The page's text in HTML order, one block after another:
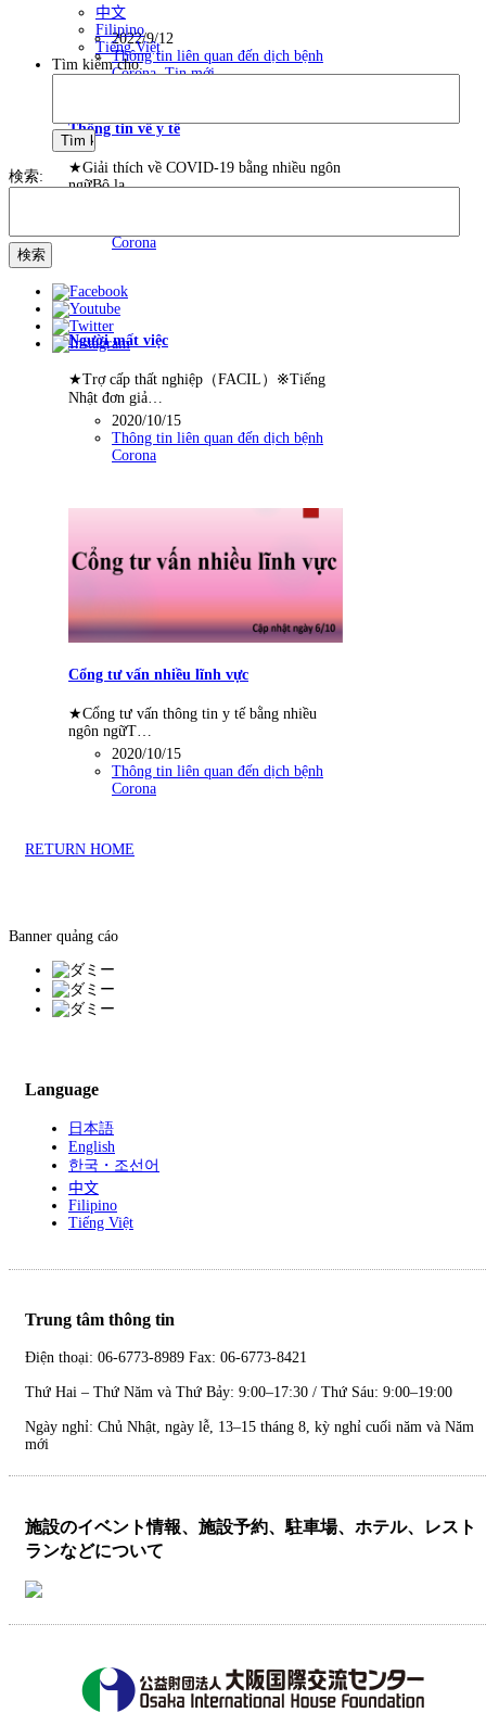
中文
Filipino
Tiếng Việt
Tìm kiếm cho:
検索:
2022/9/12
Thông tin liên quan đến dịch bệnh
Corona,Tin mới
Thông tin về y tế
★Giải thích về COVID-19 bằng nhiều ngôn
ngữBộ la…
Corona
Người mất việc
★Trợ cấp thất nghiệp（FACIL）※Tiếng
Nhật đơn giả…
2020/10/15
Thông tin liên quan đến dịch bệnh
Corona
Cổng tư vấn nhiều lĩnh vực
★Cổng tư vấn thông tin y tế bằng nhiều
ngôn ngữT…
2020/10/15
Thông tin liên quan đến dịch bệnh
Corona
RETURN HOME
Banner quảng cáo
Language
日本語
English
한국・조선어
中文
Filipino
Tiếng Việt
Trung tâm thông tin
Điện thoại: 06-6773-8989 Fax: 06-6773-8421
Thứ Hai – Thứ Năm và Thứ Bảy: 9:00–17:30 / Thứ Sáu: 9:00–19:00
Ngày nghỉ: Chủ Nhật, ngày lễ, 13–15 tháng 8, kỳ nghỉ cuối năm và Năm
mới
施設のイベント情報、施設予約、駐車場、ホテル、レスト
ランなどについて